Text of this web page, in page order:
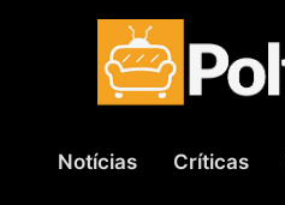
Notícias Críticas